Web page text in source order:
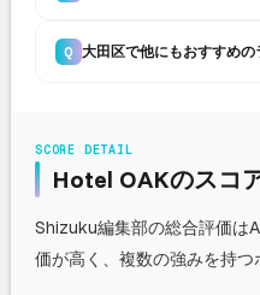
Q 大田区で他にもおすすめ
SCORE DETAIL
Hotel OAKのスコ
Shizuku編集部の総合評価は
価が高く、複数の強みを持つ